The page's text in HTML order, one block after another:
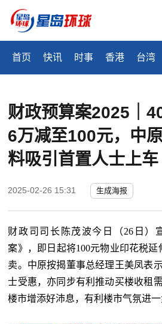
首页 快讯 时事 香港 台湾
财政预算案2025｜
6万减至100元，中
料吸引首置人士上车
2025-02-26 15:31 生成海报
财政司司长陈茂波今日（26日）
案》，即日起将100元物业印花税延
卖。中原按揭董事总经理王美凤表
士受惠，亦同步有利推动买楼收租
楼市增添好沛息，有利楼市气氛进一